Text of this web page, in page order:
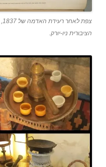
הציבורית ניו-יורק.